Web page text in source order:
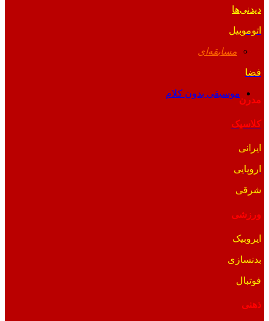
دیدنی‌ها
اتوموبیل
مسابقه‌ای
فضا
موسیقی بدون کلام
مدرن
کلاسیک
ایرانی
اروپایی
شرقی
ورزشی
ایروبیک
بدنسازی
فوتبال
ذهنی